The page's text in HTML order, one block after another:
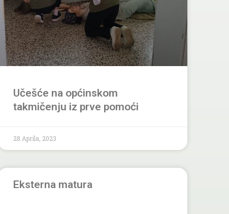
Učešće na općinskom
takmičenju iz prve pomoći
28 Aprila, 2023
Eksterna matura